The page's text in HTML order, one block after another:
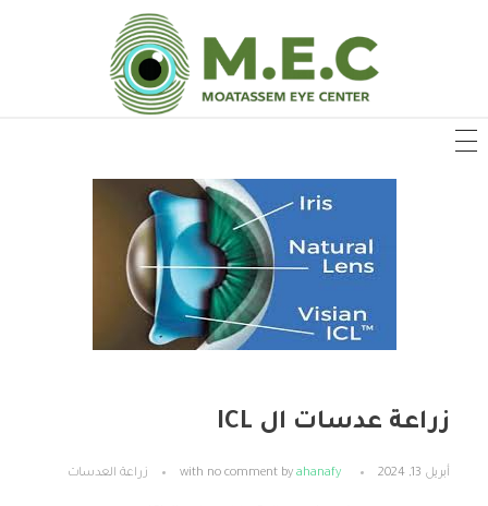
زراعة عدسات ال ICL
أبريل 13, 2024 by ahanafy
with no comment زراعة العدسات